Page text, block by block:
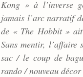
Kong » à l’inverse
jamais l’arc narratif
de « The Hobbit »
Sans mentir,
sac / le coup de
rando / nouveau